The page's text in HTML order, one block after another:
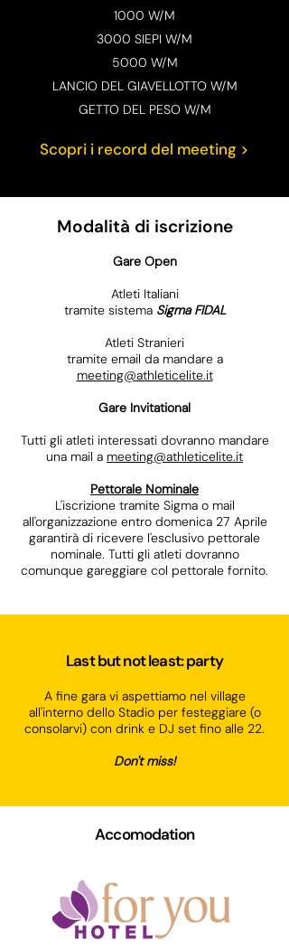
1000 W/M
3000 SIEPI W/M
5000 W/M
LANCIO DEL GIAVELLOTTO W/M
GETTO DEL PESO W/M
Scopri i record del meeting >
Modalità di iscrizione
Gare Open
Atleti Italiani
tramite sistema Sigma FIDAL
Atleti Stranieri
tramite email da mandare a
meeting@athleticelite.it
Gare Invitational
Tutti gli atleti interessati dovranno mandare
una mail a meeting@athleticelite.it
Pettorale Nominale
L'iscrizione tramite Sigma o mail
all'organizzazione entro domenica 27 Aprile
garantirà di ricevere l'esclusivo pettorale
nominale. Tutti gli atleti dovranno
comunque gareggiare col pettorale fornito.
Last but not least: party
A fine gara vi aspettiamo nel village
all'interno dello Stadio per festeggiare (o
consolarvi) con drink e DJ set fino alle 22.
Don't miss!
Accomodation